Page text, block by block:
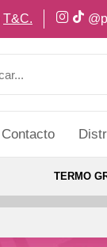
T&C.
Contacto
TERMO